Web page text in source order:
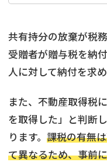
共有持分の放棄が税
受贈者が贈与税を納
人に対して納付を求
また、不動産取得税
を取得した」と判断
ります。 課税の有無
て異なるため、事前